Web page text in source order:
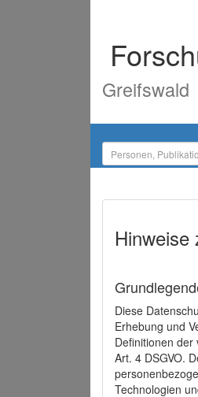
Greifswald
Hinweise
Diese
Erhebung und
Definitionen der
Art. 4 DSGVO.
Technologien